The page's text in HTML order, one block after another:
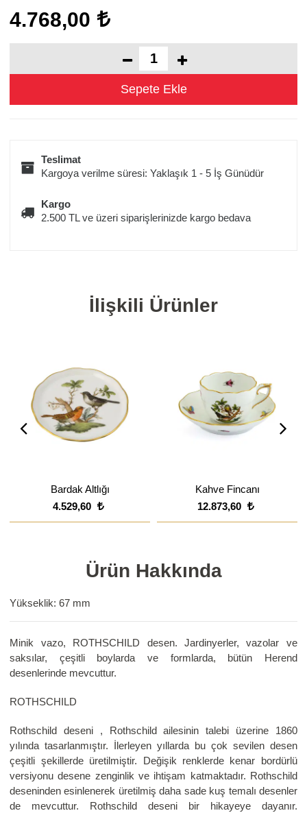
4.768,00
Teslimat
Kargoya verilme süresi: Yaklaşık 1 - 5 İş Günüdür
Kargo
2.500 TL ve üzeri siparişlerinizde kargo bedava
İlişkili Ürünler
Bardak Altlığı
4.529,60
Kahve Fincanı
12.873,60
Ürün Hakkında
Yükseklik: 67 mm
Minik vazo, ROTHSCHILD desen. Jardinyerler, vazolar ve
saksılar, çeşitli boylarda ve formlarda, bütün Herend
desenlerinde mevcuttur.
ROTHSCHILD
Rothschild deseni , Rothschild ailesinin talebi üzerine 1860
yılında tasarlanmıştır. İlerleyen yıllarda bu çok sevilen desen
çeşitli şekillerde üretilmiştir. Değişik renklerde kenar bordürlü
versiyonu desene zenginlik ve ihtişam katmaktadır. Rothschild
deseninden esinlenerek üretilmiş daha sade kuş temalı desenler
de mevcuttur. Rothschild deseni bir hikayeye dayanır.